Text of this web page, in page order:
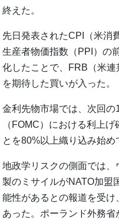
終えた。
先日発表されたCPI（米消
生産者物価指数（PPI）の
化したことで、FRB（米
を期待した買いが入った。
金利先物市場では、次回
（FOMC）における利上
とを80%以上織り込み始め
地政学リスクの側面では
製のミサイルがNATO加盟
能性があるとの報道を受
あった。ポーランド外務